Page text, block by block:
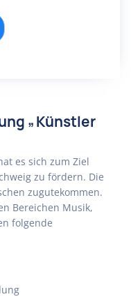
„Künstler
es sich zum Ziel
zu fördern. Die
zugutekommen.
Bereichen Musik,
folgende